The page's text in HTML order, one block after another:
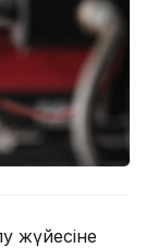
жүйесіне